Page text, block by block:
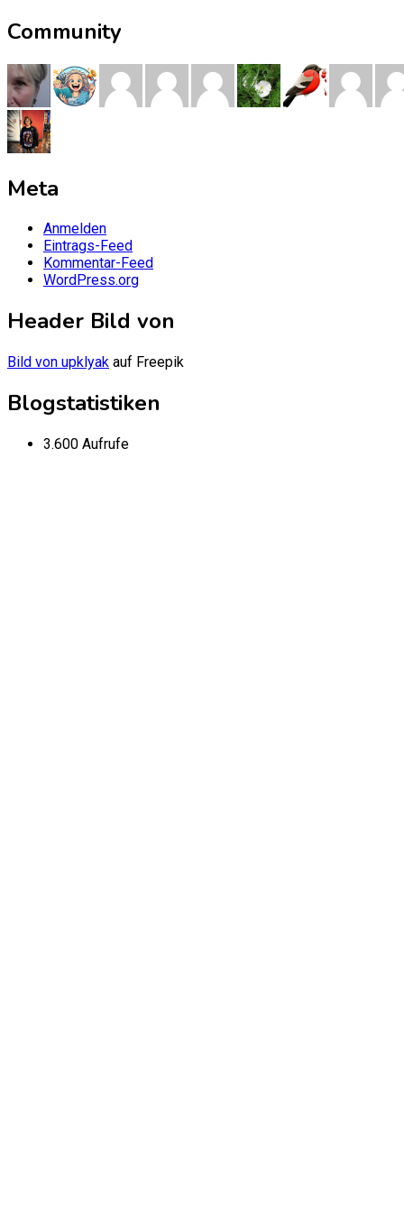
Community
Meta
Anmelden
Eintrags-Feed
Kommentar-Feed
WordPress.org
Header Bild von
Bild von upklyak auf Freepik
Blogstatistiken
3.600 Aufrufe